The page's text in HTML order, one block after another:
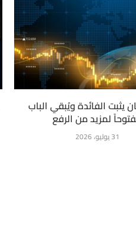
يثبت الفائدة ويُبقي الباب
لمزيد من الرفع
31 يوليو، 2026